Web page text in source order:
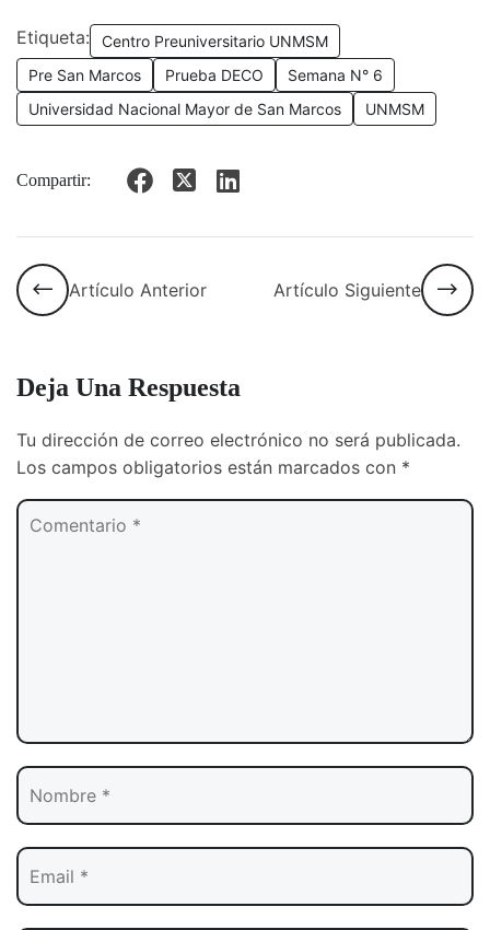
Etiqueta:
Centro Preuniversitario UNMSM
Pre San Marcos
Prueba DECO
Semana N° 6
Universidad Nacional Mayor de San Marcos
UNMSM
Compartir:
Artículo Anterior Artículo Siguiente
Deja Una Respuesta
Tu dirección de correo electrónico no será publicada.
Los campos obligatorios están marcados con *